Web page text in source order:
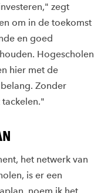
zegt
om in de toekomst
en goed
Hogescholen
hier met de
Zonder
het netwerk van
is er een
noem ik het